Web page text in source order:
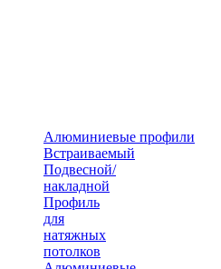
Алюминиевые профили
Встраиваемый
Подвесной/
накладной
Профиль
для
натяжных
потолков